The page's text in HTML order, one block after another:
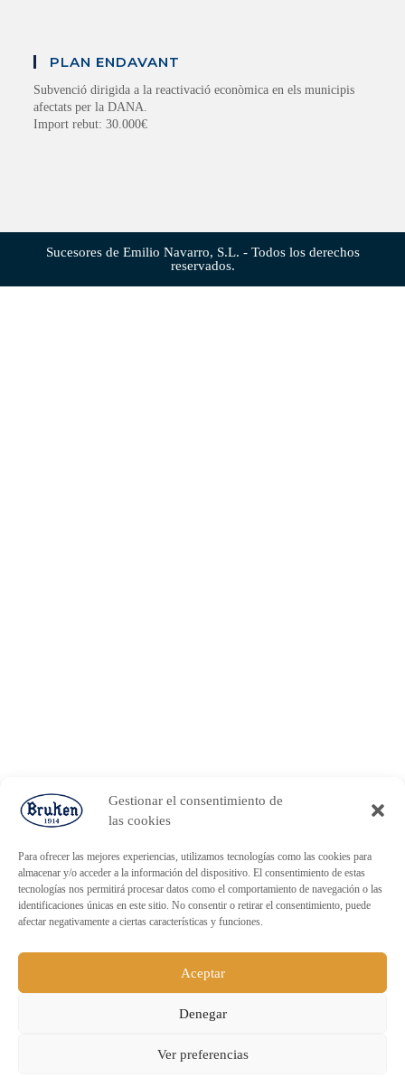
Gestionar el consentimiento de
las cookies
Para ofrecer las mejores experiencias, utilizamos tecnologías como las cookies para
almacenar y/o acceder a la información del dispositivo. El consentimiento de estas
tecnologías nos permitirá procesar datos como el comportamiento de navegación o las
identificaciones únicas en este sitio. No consentir o retirar el consentimiento, puede
afectar negativamente a ciertas características y funciones.
Aceptar
Denegar
Ver preferencias
PLAN ENDAVANT
Subvenció dirigida a la reactivació econòmica en els municipis
afectats per la DANA.
Import rebut: 30.000€
Sucesores de Emilio Navarro, S.L. - Todos los derechos
reservados.